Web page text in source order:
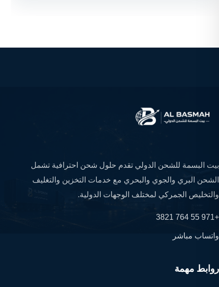
بيت البسمة للشحن الدولي تقدم حلول شحن احترافية تشمل
الشحن البري والجوي والبحري مع خدمات التخزين والتغليف
والتخليص الجمركي لمختلف الوجهات الدولية.
+971 55 764 3821
واتساب مباشر
روابط مهمة